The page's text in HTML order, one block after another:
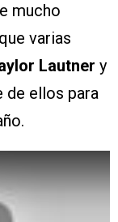
mucho
varias
Lautner y
de ellos para